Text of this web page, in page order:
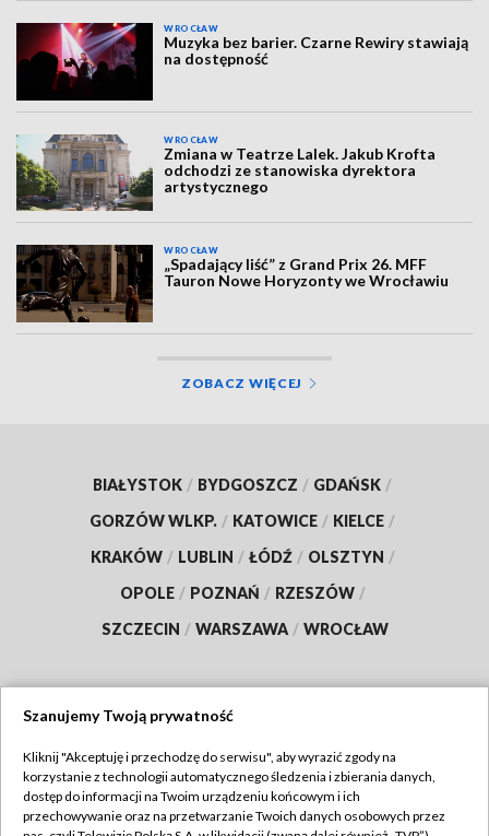
WROCŁAW
Muzyka bez barier. Czarne Rewiry stawiają
na dostępność
WROCŁAW
Zmiana w Teatrze Lalek. Jakub Krofta
odchodzi ze stanowiska dyrektora
artystycznego
WROCŁAW
„Spadający liść” z Grand Prix 26. MFF
Tauron Nowe Horyzonty we Wrocławiu
ZOBACZ WIĘCEJ
BIAŁYSTOK / BYDGOSZCZ / GDAŃSK /
GORZÓW WLKP. / KATOWICE / KIELCE /
KRAKÓW / LUBLIN / ŁÓDŹ / OLSZTYN /
OPOLE / POZNAŃ / RZESZÓW /
SZCZECIN / WARSZAWA / WROCŁAW
TVP
Abonament TVP
Regulamin TVP
Szanujemy Twoją prywatność
Kliknij "Akceptuję i przechodzę do serwisu", aby wyrazić zgody na
korzystanie z technologii automatycznego śledzenia i zbierania danych,
dostęp do informacji na Twoim urządzeniu końcowym i ich
przechowywanie oraz na przetwarzanie Twoich danych osobowych przez